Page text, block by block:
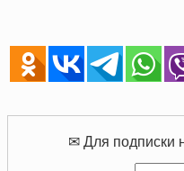
✉ Для подписки